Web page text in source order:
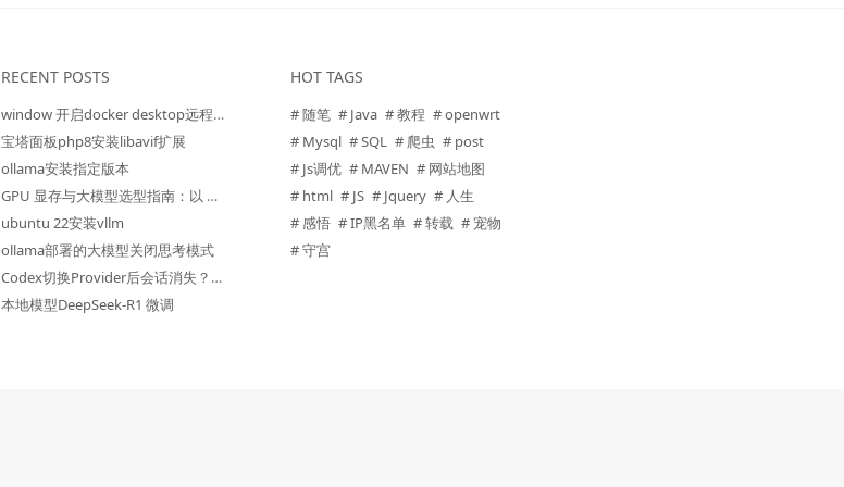
RECENT POSTS
window 开启docker desktop远程访问
宝塔面板php8安装libavif扩展
ollama安装指定版本
GPU 显存与大模型选型指南：以 V100 为例
ubuntu 22安装vllm
ollama部署的大模型关闭思考模式
Codex切换Provider后会话消失？一句提示词搞定
本地模型DeepSeek-R1 微调
HOT TAGS
# 随笔 # Java # 教程 # openwrt
# Mysql # SQL # 爬虫 # post
# Js调优 # MAVEN # 网站地图
# html # JS # Jquery # 人生
# 感悟 # IP黑名单 # 转载 # 宠物
# 守宫